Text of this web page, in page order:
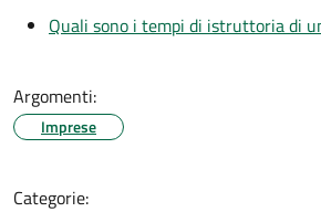
Quali sono i tempi di istruttoria di
Argomenti:
Imprese
Categorie: